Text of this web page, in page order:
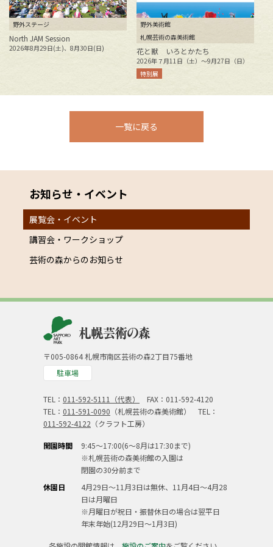
野外ステージ
North JAM Session
2026年8月29日(土)、8月30日(日)
野外美術館
札幌芸術の森美術館
花と獣 いろとかたち
2026年７月11日（土）～9月27日（日）
特別展
一覧に戻る
お知らせ・イベント
展覧会・イベント
講習会・ワークショップ
芸術の森からのお知らせ
〒005-0864 札幌市南区芸術の森2丁目75番地
駐車場
TEL： 011-592-5111（代表）
FAX：011-592-4120
TEL： 011-591-0090 （札幌芸術の森美術館） TEL：
011-592-4122 （クラフト工房）
開園時間
9:45～17:00(6～8月は17:30まで)
※札幌芸術の森美術館の入園は
閉園の30分前まで
休園日
4月29日～11月3日は無休、11月4日～4月28
日は月曜日
※月曜日が祝日・振替休日の場合は翌平日
年末年始(12月29日～1月3日)